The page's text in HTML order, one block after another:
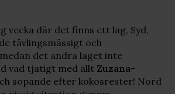
vecka där det finns ett lag, Syd,
tävlingsmässigt och
det andra laget inte
vad tjatigt med allt Zuzana-
sopande efter kokosrester! Nord